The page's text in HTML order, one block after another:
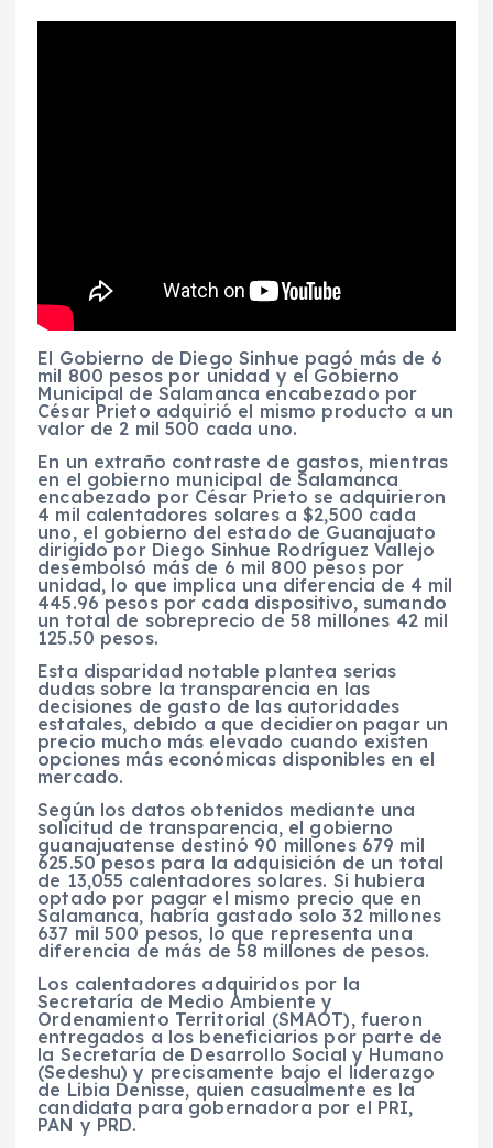
El Gobierno de Diego Sinhue pagó más de 6
mil 800 pesos por unidad y el Gobierno
Municipal de Salamanca encabezado por
César Prieto adquirió el mismo producto a un
valor de 2 mil 500 cada uno.
En un extraño contraste de gastos, mientras
en el gobierno municipal de Salamanca
encabezado por César Prieto se adquirieron
4 mil calentadores solares a $2,500 cada
uno, el gobierno del estado de Guanajuato
dirigido por Diego Sinhue Rodríguez Vallejo
desembolsó más de 6 mil 800 pesos por
unidad, lo que implica una diferencia de 4 mil
445.96 pesos por cada dispositivo, sumando
un total de sobreprecio de 58 millones 42 mil
125.50 pesos.
Esta disparidad notable plantea serias
dudas sobre la transparencia en las
decisiones de gasto de las autoridades
estatales, debido a que decidieron pagar un
precio mucho más elevado cuando existen
opciones más económicas disponibles en el
mercado.
Según los datos obtenidos mediante una
solicitud de transparencia, el gobierno
guanajuatense destinó 90 millones 679 mil
625.50 pesos para la adquisición de un total
de 13,055 calentadores solares. Si hubiera
optado por pagar el mismo precio que en
Salamanca, habría gastado solo 32 millones
637 mil 500 pesos, lo que representa una
diferencia de más de 58 millones de pesos.
Los calentadores adquiridos por la
Secretaría de Medio Ambiente y
Ordenamiento Territorial (SMAOT), fueron
entregados a los beneficiarios por parte de
la Secretaría de Desarrollo Social y Humano
(Sedeshu) y precisamente bajo el liderazgo
de Libia Denisse, quien casualmente es la
candidata para gobernadora por el PRI,
PAN y PRD.